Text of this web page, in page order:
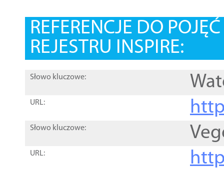
REFERENCJE DO
REJESTRU INSPIRE:
Słowo kluczowe:
URL:
Słowo kluczowe:
URL: